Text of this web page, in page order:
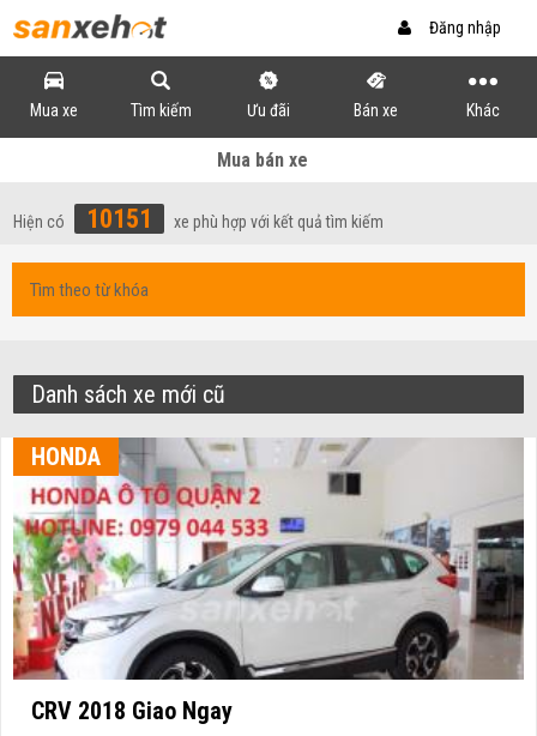
Đăng nhập
Mua xe Tìm kiếm Ưu đãi Bán xe Khác
Mua bán xe
Hiện có 10151 xe phù hợp với kết quả tìm kiếm
Danh sách xe mới cũ
HONDA
CRV 2018 Giao Ngay